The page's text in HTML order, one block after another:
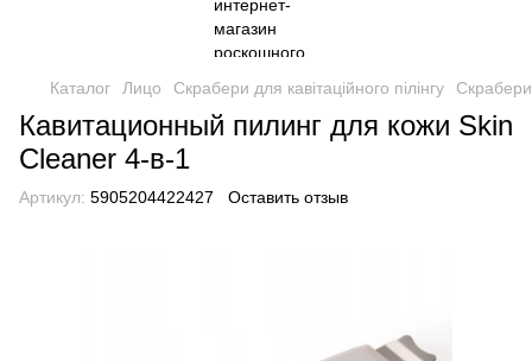
Каталог Лицо Скрабери для кавітаційного пілінгу Скрабери
Кавитационный пилинг для кожи Skin
Cleaner 4-в-1
Артикул: 5905204422427 Оставить отзыв